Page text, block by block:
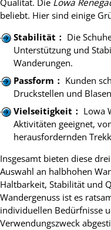
Qualität. Die Lowa
beliebt. Hier sind einige
Stabilität： Die
Unterstützung und
Wanderungen.
Passform： Kunden
Druckstellen und
Vielseitigkeit： Lowa
Aktivitäten geeignet,
herausfordernden
Insgesamt bieten diese
Auswahl an halbhohen
Haltbarkeit, Stabilität und
Wandergenuss ist es
individuellen Bedürfnisse
Verwendungszweck